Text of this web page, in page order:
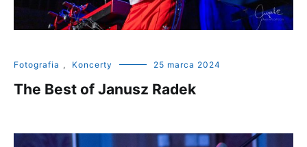
Fotografia , Koncerty 25 marca 2024
The Best of Janusz Radek